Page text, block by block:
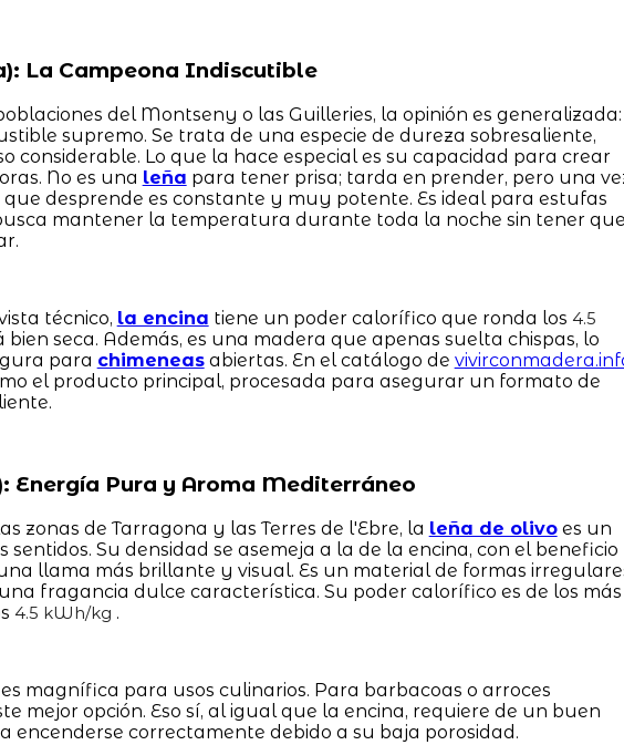
La Campeona Indiscutible
del Montseny o las Guilleries, la opinión es generalizada:
supremo. Se trata de una especie de dureza sobresaliente,
considerable. Lo que la hace especial es su capacidad para crear
No es una leña para tener prisa; tarda en prender, pero una
desprende es constante y muy potente. Es ideal para estufas
mantener la temperatura durante toda la noche sin tener
técnico, la encina tiene un poder calorífico que ronda los 4.5
bien seca. Además, es una madera que apenas suelta chispas, lo
para chimeneasabiertas. En el catálogo de
el producto principal, procesada para asegurar un formato de
Energía Pura y Aroma Mediterráneo
zonas de Tarragona y las Terres de l'Ebre, la leña de olivoes un
Su densidad se asemeja a la de la encina, con el beneficio
llama más brillante y visual. Es un material de formas
fragancia dulce característica. Su poder calorífico es de los más
4.5 kWh/kg .
magnífica para usos culinarios. Para barbacoas o arroces
mejor opción. Eso sí, al igual que la encina, requiere de un buen
encenderse correctamente debido a su baja porosidad.